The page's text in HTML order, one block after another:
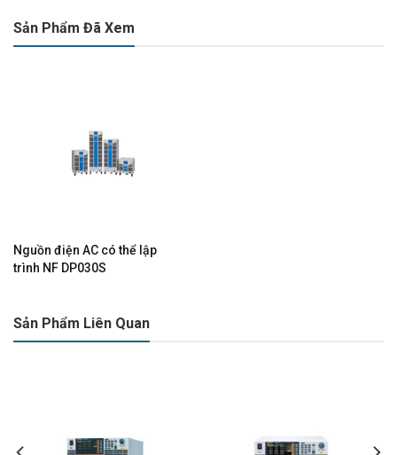
Sản Phẩm Đã Xem
Nguồn điện AC có thể lập
trình NF DP030S
Sản Phẩm Liên Quan